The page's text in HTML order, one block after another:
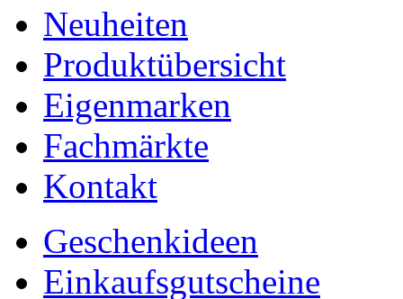
Neuheiten
Produktübersicht
Eigenmarken
Fachmärkte
Kontakt
Geschenkideen
Einkaufsgutscheine